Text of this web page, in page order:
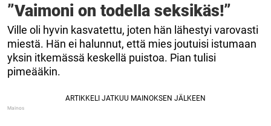
”Vaimoni on todella seksikäs!”
Ville oli hyvin kasvatettu, joten hän lähestyi varovasti
miestä. Hän ei halunnut, että mies joutuisi istumaan
yksin itkemässä keskellä puistoa. Pian tulisi
pimeääkin.